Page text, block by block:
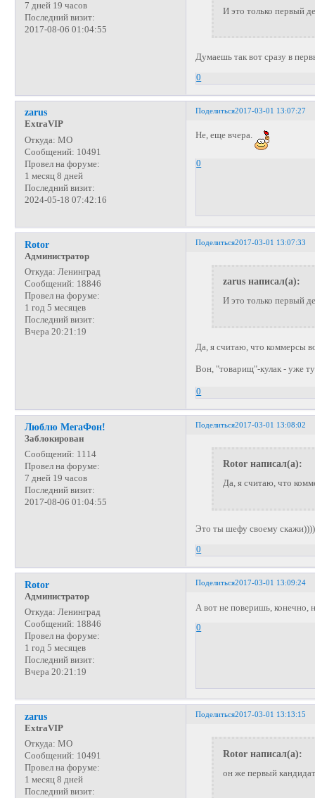
7 дней 19 часов
Последний визит:
2017-08-06 01:04:55
И это только первый
Думаешь так вот сразу в
0
Поделиться2017-03-01 13:07:27
zarus
ExtraVIP
Откуда: МО
Сообщений: 10491
Провел на форуме:
1 месяц 8 дней
Последний визит:
2024-05-18 07:42:16
Не, еще вчера.
0
Поделиться2017-03-01 13:07:33
Rotor
Администратор
Откуда: Ленинград
Сообщений: 18846
Провел на форуме:
1 год 5 месяцев
Последний визит:
Вчера 20:21:19
zarus написал(а):
И это только первый
Да, я считаю, что
Вон, "товарищ"-кулак - уже
0
Поделиться2017-03-01 13:08:02
Люблю МегаФон!
Заблокирован
Сообщений: 1114
Провел на форуме:
7 дней 19 часов
Последний визит:
2017-08-06 01:04:55
Rotor написал(а):
Да, я считаю, что
Это ты шефу своему
0
Поделиться2017-03-01 13:09:24
Rotor
Администратор
Откуда: Ленинград
Сообщений: 18846
Провел на форуме:
1 год 5 месяцев
Последний визит:
Вчера 20:21:19
А вот не поверишь, конечно,
0
Поделиться2017-03-01 13:13:15
zarus
ExtraVIP
Откуда: МО
Сообщений: 10491
Провел на форуме:
1 месяц 8 дней
Последний визит:
Rotor написал(а):
он же первый